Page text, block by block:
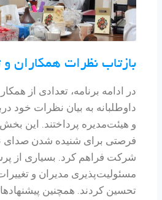
بازتاب نظرات همکاران
در ادامه برنامه، تعدادی از
داوطلبانه به بیان نظرات خود
و هیئت‌مدیره پرداختند. این بخش
فرصتی برای شنیده شدن صدای
شرکت فراهم کرد. بسیاری از
مسئولیت‌پذیری مدیران و
تحسین کردند. همچنین